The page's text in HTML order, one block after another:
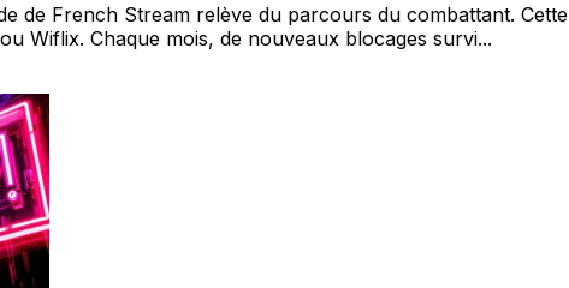
de French Stream relève du parcours du combattant.
Wiflix. Chaque mois, de nouveaux blocages survi...